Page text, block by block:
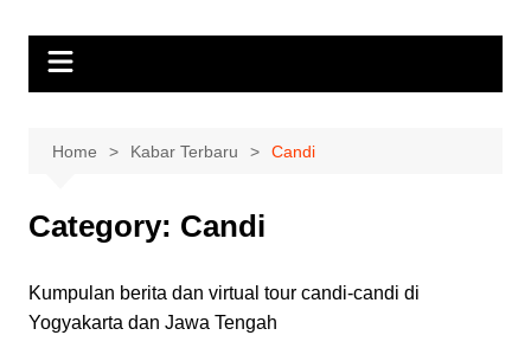
content
Jogja 360
Home Kabar Terbaru Candi
Category: Candi
Kumpulan berita dan virtual tour candi-candi di
Yogyakarta dan Jawa Tengah